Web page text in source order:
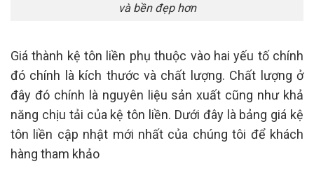
và bền đẹp hơn
Giá thành kệ tôn liền phụ thuộc vào hai yếu tố chính
đó chính là kích thước và chất lượng. Chất lượng ở
đây đó chính là nguyên liệu sản xuất cũng như khả
năng chịu tải của kệ tôn liền. Dưới đây là bảng giá kệ
tôn liền cập nhật mới nhất của chúng tôi để khách
hàng tham khảo